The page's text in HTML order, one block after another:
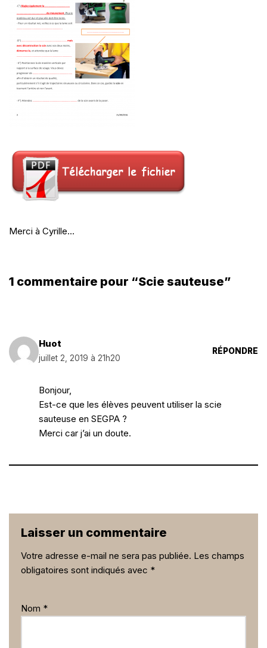
Merci à Cyrille…
1 commentaire pour “Scie sauteuse”
Huot
juillet 2, 2019 à 21h20
RÉPONDRE
Bonjour,
Est-ce que les élèves peuvent utiliser la scie
sauteuse en SEGPA ?
Merci car j’ai un doute.
Laisser un commentaire
Votre adresse e-mail ne sera pas publiée. Les champs
obligatoires sont indiqués avec *
Nom *